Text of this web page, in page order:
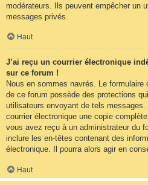
modérateurs. Ils peuvent empêcher un
messages privés.
Haut
J’ai reçu un courrier électronique
sur ce forum !
Nous en sommes navrés. Le formulaire
de ce forum possède des protections
utilisateurs envoyant de tels
courrier électronique une copie
vous avez reçu à un administrateur du
inclure les en-têtes contenant des
électronique. Il pourra alors agir en
Haut